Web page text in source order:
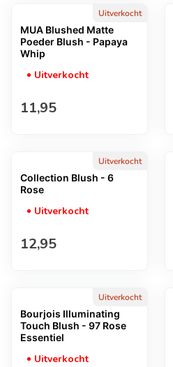
Uitverkocht
MUA Blushed Matte
Poeder Blush - Papaya
Whip
Uitverkocht
Normale prijs
11,95
Uitverkocht
Collection Blush - 6
Rose
Uitverkocht
Normale prijs
12,95
Uitverkocht
Bourjois Illuminating
Touch Blush - 97 Rose
Essentiel
Uitverkocht